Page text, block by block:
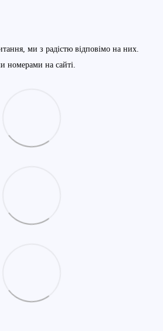
ми з радістю відповімо на них.
номерами на сайті.